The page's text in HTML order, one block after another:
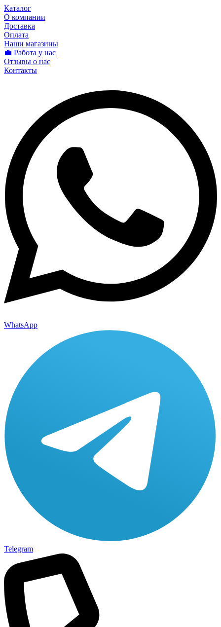
Каталог
О компании
Доставка
Оплата
Наши магазины
💼 Работа у нас
Отзывы о нас
Контакты
WhatsApp
Telegram